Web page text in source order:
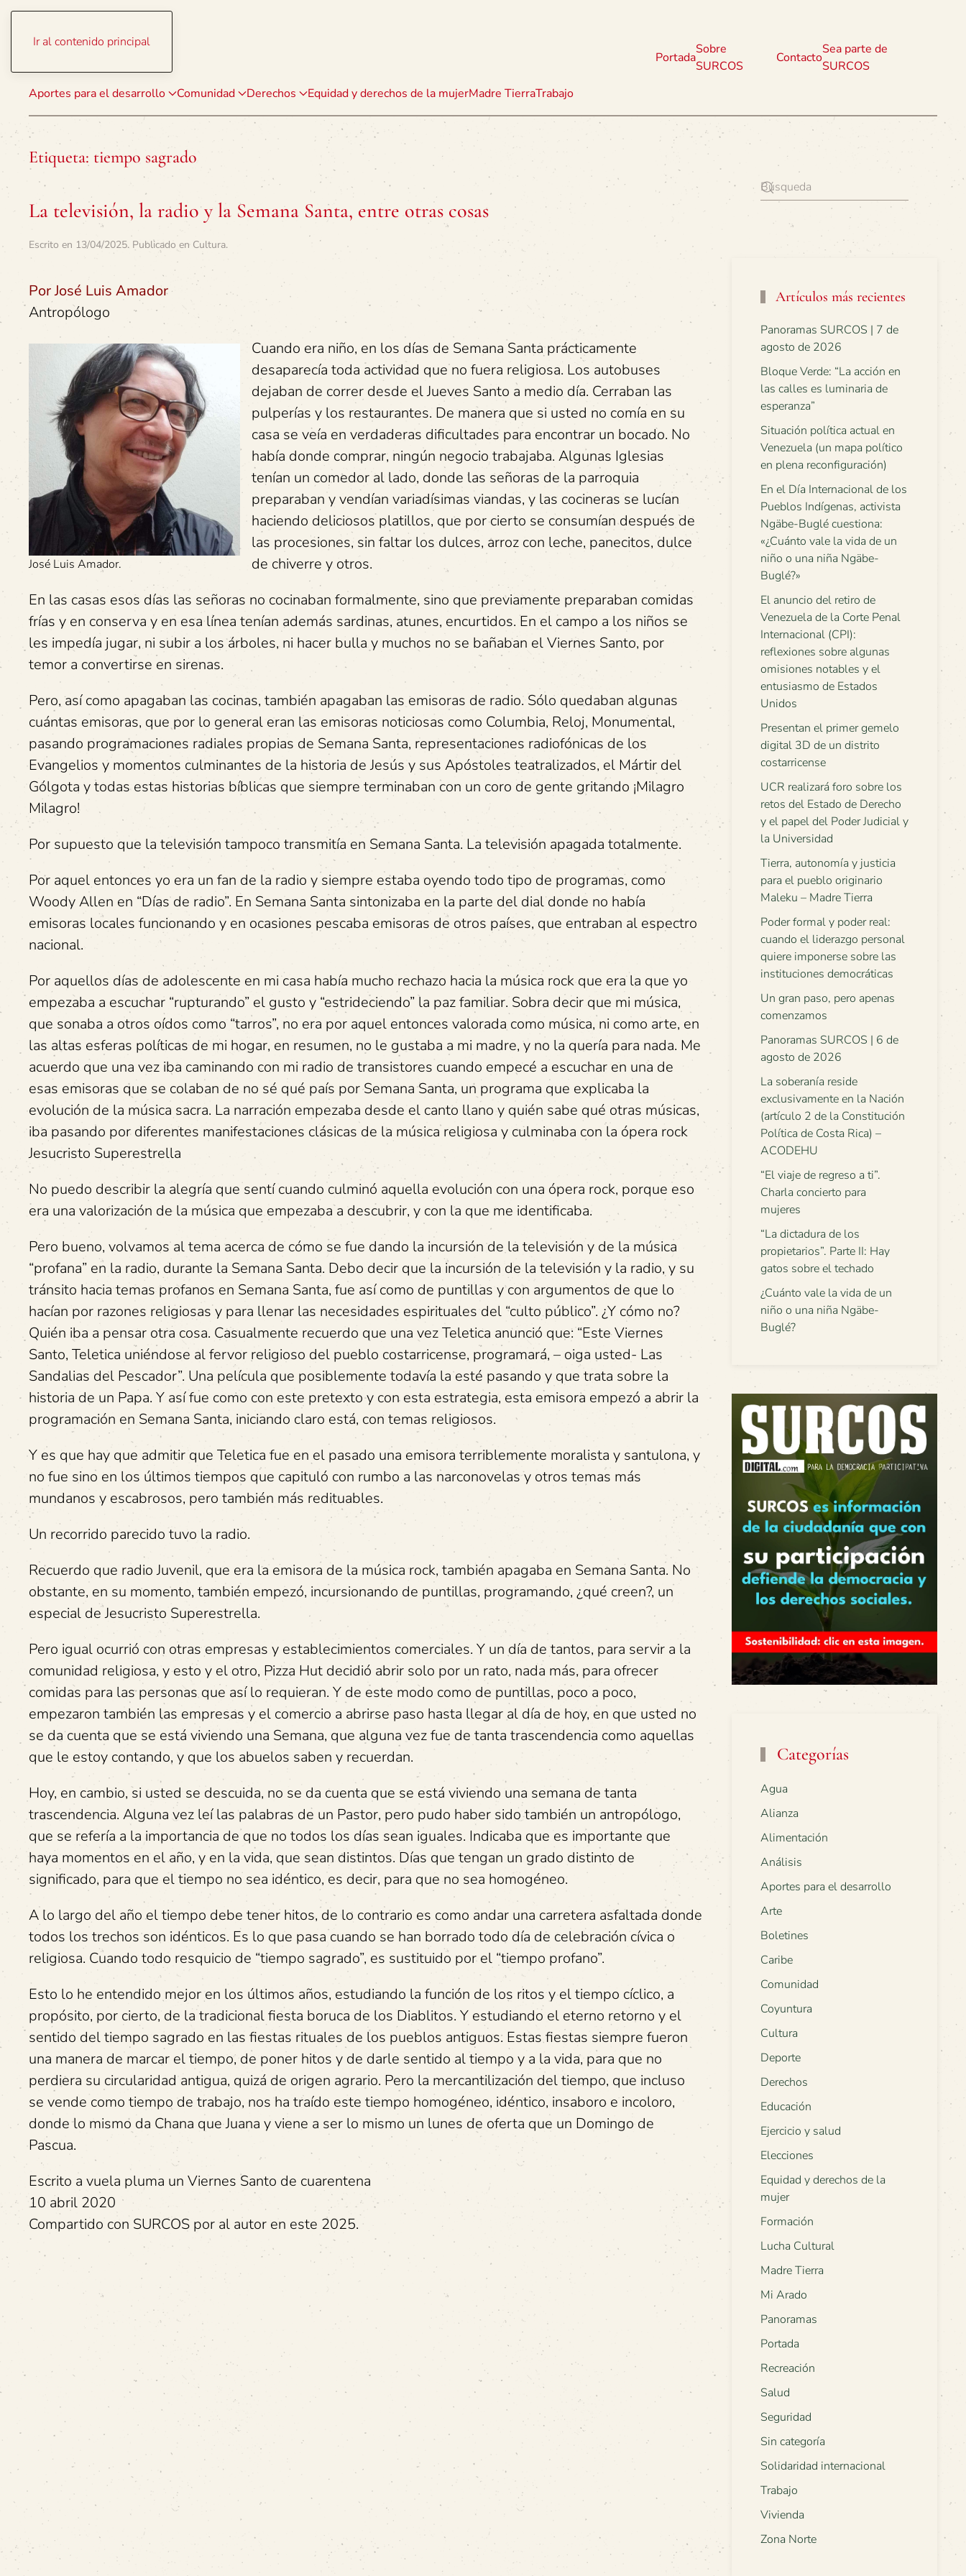
Ir al contenido principal
Aportes para el desarrollo Comunidad Derechos Equidad y derechos de la mujerMadre TierraTrabajo
Portada
Sobre
SURCOS
Contacto
Sea parte de
SURCOS
Etiqueta: tiempo sagrado
La televisión, la radio y la Semana Santa, entre otras cosas
Escrito en 13/04/2025. Publicado en Cultura.
Por José Luis Amador
Antropólogo
José Luis Amador.
Cuando era niño, en los días de Semana Santa prácticamente
desaparecía toda actividad que no fuera religiosa. Los autobuses
dejaban de correr desde el Jueves Santo a medio día. Cerraban las
pulperías y los restaurantes. De manera que si usted no comía en su
casa se veía en verdaderas dificultades para encontrar un bocado. No
había donde comprar, ningún negocio trabajaba. Algunas Iglesias
tenían un comedor al lado, donde las señoras de la parroquia
preparaban y vendían variadísimas viandas, y las cocineras se lucían
haciendo deliciosos platillos, que por cierto se consumían después de
las procesiones, sin faltar los dulces, arroz con leche, panecitos, dulce
de chiverre y otros.
En las casas esos días las señoras no cocinaban formalmente, sino que previamente preparaban comidas
frías y en conserva y en esa línea tenían además sardinas, atunes, encurtidos. En el campo a los niños se
les impedía jugar, ni subir a los árboles, ni hacer bulla y muchos no se bañaban el Viernes Santo, por
temor a convertirse en sirenas.
Pero, así como apagaban las cocinas, también apagaban las emisoras de radio. Sólo quedaban algunas
cuántas emisoras, que por lo general eran las emisoras noticiosas como Columbia, Reloj, Monumental,
pasando programaciones radiales propias de Semana Santa, representaciones radiofónicas de los
Evangelios y momentos culminantes de la historia de Jesús y sus Apóstoles teatralizados, el Mártir del
Gólgota y todas estas historias bíblicas que siempre terminaban con un coro de gente gritando ¡Milagro
Milagro!
Por supuesto que la televisión tampoco transmitía en Semana Santa. La televisión apagada totalmente.
Por aquel entonces yo era un fan de la radio y siempre estaba oyendo todo tipo de programas, como
Woody Allen en “Días de radio”. En Semana Santa sintonizaba en la parte del dial donde no había
emisoras locales funcionando y en ocasiones pescaba emisoras de otros países, que entraban al espectro
nacional.
Por aquellos días de adolescente en mi casa había mucho rechazo hacia la música rock que era la que yo
empezaba a escuchar “rupturando” el gusto y “estrideciendo” la paz familiar. Sobra decir que mi música,
que sonaba a otros oídos como “tarros”, no era por aquel entonces valorada como música, ni como arte, en
las altas esferas políticas de mi hogar, en resumen, no le gustaba a mi madre, y no la quería para nada. Me
acuerdo que una vez iba caminando con mi radio de transistores cuando empecé a escuchar en una de
esas emisoras que se colaban de no sé qué país por Semana Santa, un programa que explicaba la
evolución de la música sacra. La narración empezaba desde el canto llano y quién sabe qué otras músicas,
iba pasando por diferentes manifestaciones clásicas de la música religiosa y culminaba con la ópera rock
Jesucristo Superestrella
No puedo describir la alegría que sentí cuando culminó aquella evolución con una ópera rock, porque eso
era una valorización de la música que empezaba a descubrir, y con la que me identificaba.
Pero bueno, volvamos al tema acerca de cómo se fue dando la incursión de la televisión y de la música
“profana” en la radio, durante la Semana Santa. Debo decir que la incursión de la televisión y la radio, y su
tránsito hacia temas profanos en Semana Santa, fue así como de puntillas y con argumentos de que lo
hacían por razones religiosas y para llenar las necesidades espirituales del “culto público”. ¿Y cómo no?
Quién iba a pensar otra cosa. Casualmente recuerdo que una vez Teletica anunció que: “Este Viernes
Santo, Teletica uniéndose al fervor religioso del pueblo costarricense, programará, – oiga usted- Las
Sandalias del Pescador”. Una película que posiblemente todavía la esté pasando y que trata sobre la
historia de un Papa. Y así fue como con este pretexto y con esta estrategia, esta emisora empezó a abrir la
programación en Semana Santa, iniciando claro está, con temas religiosos.
Y es que hay que admitir que Teletica fue en el pasado una emisora terriblemente moralista y santulona, y
no fue sino en los últimos tiempos que capituló con rumbo a las narconovelas y otros temas más
mundanos y escabrosos, pero también más redituables.
Un recorrido parecido tuvo la radio.
Recuerdo que radio Juvenil, que era la emisora de la música rock, también apagaba en Semana Santa. No
obstante, en su momento, también empezó, incursionando de puntillas, programando, ¿qué creen?, un
especial de Jesucristo Superestrella.
Pero igual ocurrió con otras empresas y establecimientos comerciales. Y un día de tantos, para servir a la
comunidad religiosa, y esto y el otro, Pizza Hut decidió abrir solo por un rato, nada más, para ofrecer
comidas para las personas que así lo requieran. Y de este modo como de puntillas, poco a poco,
empezaron también las empresas y el comercio a abrirse paso hasta llegar al día de hoy, en que usted no
se da cuenta que se está viviendo una Semana, que alguna vez fue de tanta trascendencia como aquellas
que le estoy contando, y que los abuelos saben y recuerdan.
Hoy, en cambio, si usted se descuida, no se da cuenta que se está viviendo una semana de tanta
trascendencia. Alguna vez leí las palabras de un Pastor, pero pudo haber sido también un antropólogo,
que se refería a la importancia de que no todos los días sean iguales. Indicaba que es importante que
haya momentos en el año, y en la vida, que sean distintos. Días que tengan un grado distinto de
significado, para que el tiempo no sea idéntico, es decir, para que no sea homogéneo.
A lo largo del año el tiempo debe tener hitos, de lo contrario es como andar una carretera asfaltada donde
todos los trechos son idénticos. Es lo que pasa cuando se han borrado todo día de celebración cívica o
religiosa. Cuando todo resquicio de “tiempo sagrado”, es sustituido por el “tiempo profano”.
Esto lo he entendido mejor en los últimos años, estudiando la función de los ritos y el tiempo cíclico, a
propósito, por cierto, de la tradicional fiesta boruca de los Diablitos. Y estudiando el eterno retorno y el
sentido del tiempo sagrado en las fiestas rituales de los pueblos antiguos. Estas fiestas siempre fueron
una manera de marcar el tiempo, de poner hitos y de darle sentido al tiempo y a la vida, para que no
perdiera su circularidad antigua, quizá de origen agrario. Pero la mercantilización del tiempo, que incluso
se vende como tiempo de trabajo, nos ha traído este tiempo homogéneo, idéntico, insaboro e incoloro,
donde lo mismo da Chana que Juana y viene a ser lo mismo un lunes de oferta que un Domingo de
Pascua.
Escrito a vuela pluma un Viernes Santo de cuarentena
10 abril 2020
Compartido con SURCOS por al autor en este 2025.
Artículos más recientes
Panoramas SURCOS | 7 de
agosto de 2026
Bloque Verde: “La acción en
las calles es luminaria de
esperanza”
Situación política actual en
Venezuela (un mapa político
en plena reconfiguración)
En el Día Internacional de los
Pueblos Indígenas, activista
Ngäbe-Buglé cuestiona:
«¿Cuánto vale la vida de un
niño o una niña Ngäbe-
Buglé?»
El anuncio del retiro de
Venezuela de la Corte Penal
Internacional (CPI):
reflexiones sobre algunas
omisiones notables y el
entusiasmo de Estados
Unidos
Presentan el primer gemelo
digital 3D de un distrito
costarricense
UCR realizará foro sobre los
retos del Estado de Derecho
y el papel del Poder Judicial y
la Universidad
Tierra, autonomía y justicia
para el pueblo originario
Maleku – Madre Tierra
Poder formal y poder real:
cuando el liderazgo personal
quiere imponerse sobre las
instituciones democráticas
Un gran paso, pero apenas
comenzamos
Panoramas SURCOS | 6 de
agosto de 2026
La soberanía reside
exclusivamente en la Nación
(artículo 2 de la Constitución
Política de Costa Rica) –
ACODEHU
“El viaje de regreso a ti”.
Charla concierto para
mujeres
“La dictadura de los
propietarios”. Parte II: Hay
gatos sobre el techado
¿Cuánto vale la vida de un
niño o una niña Ngäbe-
Buglé?
Categorías
Agua
Alianza
Alimentación
Análisis
Aportes para el desarrollo
Arte
Boletines
Caribe
Comunidad
Coyuntura
Cultura
Deporte
Derechos
Educación
Ejercicio y salud
Elecciones
Equidad y derechos de la
mujer
Formación
Lucha Cultural
Madre Tierra
Mi Arado
Panoramas
Portada
Recreación
Salud
Seguridad
Sin categoría
Solidaridad internacional
Trabajo
Vivienda
Zona Norte